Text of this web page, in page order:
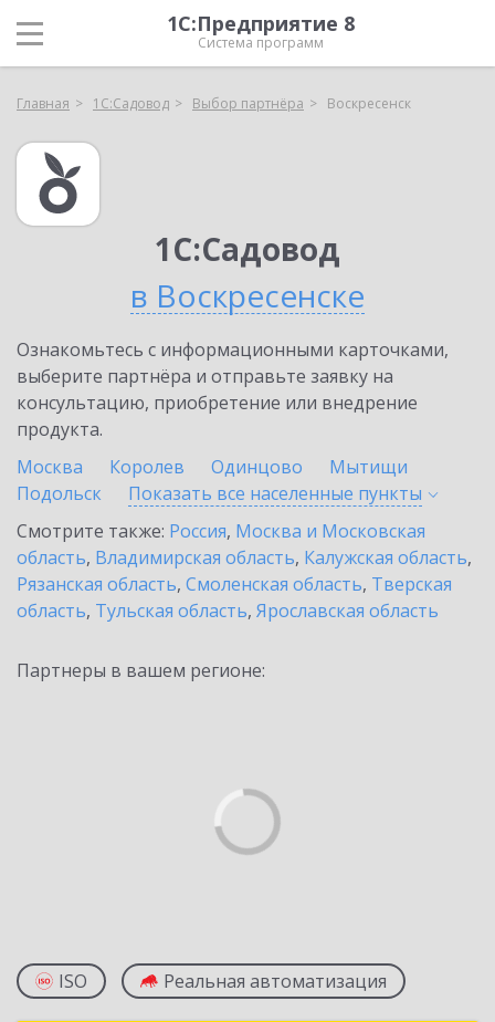
1С:Предприятие 8
Система программ
Главная 1С:Садовод Выбор партнёра Воскресенск
1С:Садовод
в Воскресенске
Ознакомьтесь с информационными карточками,
выберите партнёра и отправьте заявку на
консультацию, приобретение или внедрение
продукта.
Москва
Королев Одинцово
Мытищи
Подольск
Показать все населенные пункты
Смотрите также: Россия, Москва и Московская
область, Владимирская область, Калужская область,
Рязанская область, Смоленская область, Тверская
область, Тульская область, Ярославская область
Партнеры в вашем регионе:
ISO Реальная автоматизация